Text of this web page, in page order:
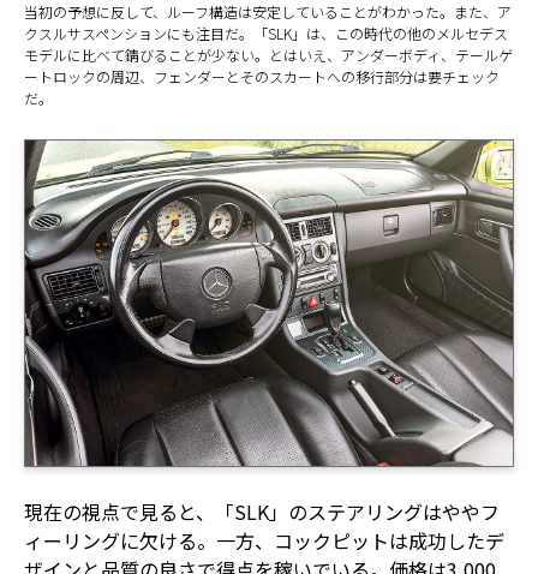
当初の予想に反して、ルーフ構造は安定していることがわかった。また、ア
クスルサスペンションにも注目だ。「SLK」は、この時代の他のメルセデス
モデルに比べて錆びることが少ない。とはいえ、アンダーボディ、テールゲ
ートロックの周辺、フェンダーとそのスカートへの移行部分は要チェック
だ。
現在の視点で見ると、「SLK」のステアリングはややフ
ィーリングに欠ける。一方、コックピットは成功したデ